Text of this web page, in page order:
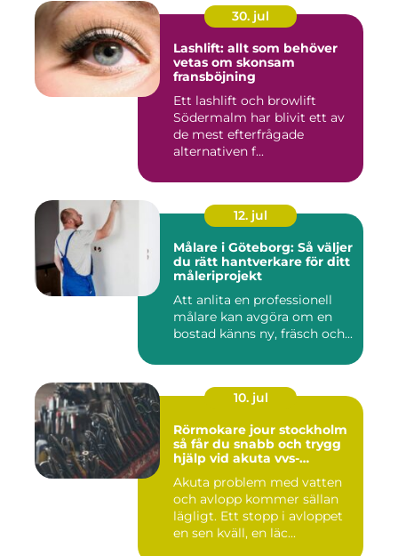
30. jul
Lashlift: allt som behöver
vetas om skonsam
fransböjning
Ett lashlift och browlift
Södermalm har blivit ett av
de mest efterfrågade
alternativen f...
12. jul
Målare i Göteborg: Så väljer
du rätt hantverkare för ditt
måleriprojekt
Att anlita en professionell
målare kan avgöra om en
bostad känns ny, fräsch och...
10. jul
Rörmokare jour stockholm
så får du snabb och trygg
hjälp vid akuta vvs-
Akuta problem med vatten
och avlopp kommer sällan
lägligt. Ett stopp i avloppet
en sen kväll, en läc...